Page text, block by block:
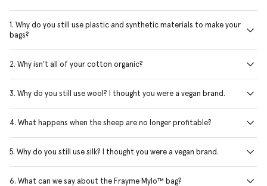
1. Why do you still use plastic and synthetic materials to make your
bags?
2. Why isn’t all of your cotton organic?
3. Why do you still use wool? I thought you were a vegan brand.
4. What happens when the sheep are no longer profitable?
5. Why do you still use silk? I thought you were a vegan brand.
6. What can we say about the Frayme Mylo™ bag?